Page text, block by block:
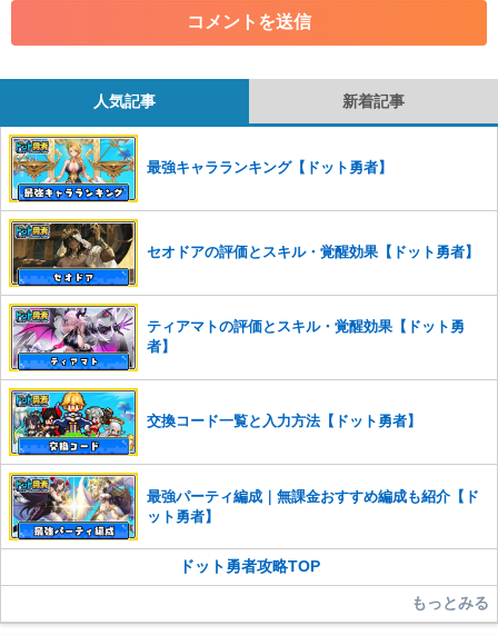
コメントの削除を申請する ※投稿内容を確認後、順次対応さ
せていただきます。ご了承ください。
さい。
また、過度な利用規約の違反や、弊社に損害の及ぶ内容の書き込みがあ
った場合は、法的措置をとらせていただく場合もございますので、あら
かじめご理解くださいませ。
人気記事 新着記事
最強キャラランキング【ドット勇者】
セオドアの評価とスキル・覚醒効果【ドット勇者】
ティアマトの評価とスキル・覚醒効果【ドット勇
者】
交換コード一覧と入力方法【ドット勇者】
最強パーティ編成｜無課金おすすめ編成も紹介【ド
ット勇者】
ドット勇者攻略TOP
もっとみる